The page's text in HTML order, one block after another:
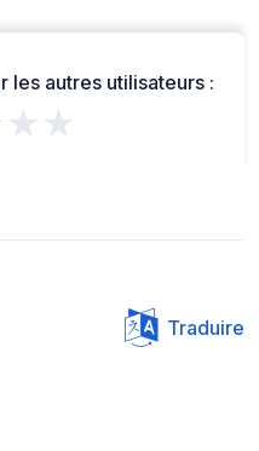
les autres utilisateurs :
Traduire